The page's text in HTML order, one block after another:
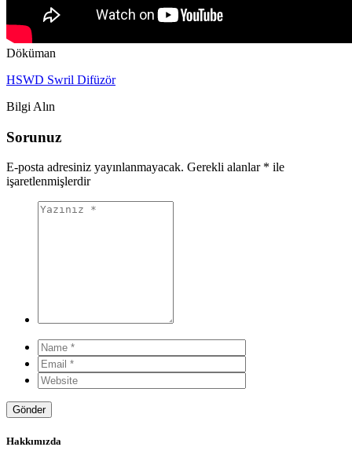
Döküman
HSWD Swril Difüzör
Bilgi Alın
Sorunuz
E-posta adresiniz yayınlanmayacak. Gerekli alanlar * ile
işaretlenmişlerdir
Hakkımızda